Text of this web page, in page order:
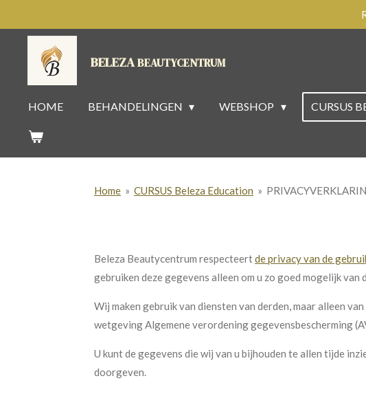
direct
BELEZABEAUTYCENTRUM
HOME BEHANDELINGEN WEBSHOP CURSUS
Home » CURSUS Beleza Education »
Beleza Beautycentrum respecteertde privacy van de
gebruiken deze gegevens alleen om u zo goed mogelijk
Wij maken gebruik van diensten van derden, maar alleen
wetgeving Algemene verordening gegevensbescherming
U kunt degegevens die wij van u bijhouden te allen tijde
doorgeven.